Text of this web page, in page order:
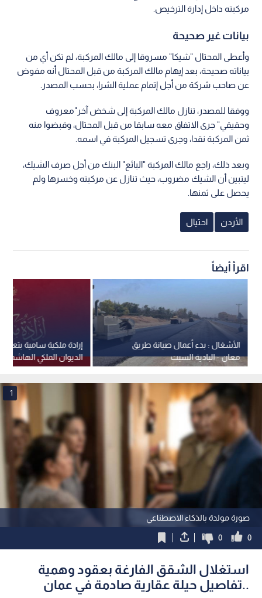
مركبته داخل إدارة الترخيص.
بيانات غير صحيحة
وأعطى المحتال "شيكا" مسروقا إلى مالك المركبة، لم تكن أي من
بياناته صحيحة، بعد إيهام مالك المركبة من قبل المحتال أنه مفوض
عن صاحب شركة من أجل إتمام عملية الشرا، بحسب المصدر.
ووفقا للمصدر، تنازل مالك المركبة إلى شخض آخر"معروف
وحقيقي" جرى الاتفاق معه سابقا من قبل المحتال، وقبضوا منه
ثمن المركبة نقدا، وجرى تسجيل المركبة في اسمه.
وبعد ذلك، راجع مالك المركبة "البائع" البنك من أجل صرف الشيك،
ليتبين أن الشيك مضروب، حيث تنازل عن مركبته وخسرها ولم
يحصل على ثمنها.
الأردن احتيال
اقرأ أيضاً
إرادة ملكية سامية
الديوان الملكي
جلالة الملك عضوين
القومي
الأشغال : بدء أعمال صيانة طريق
معان - البادية السبت
صورة مولدة بالذكاء الاصطناعي
1
0
0
استغلال الشقق الفارغة بعقود وهمية
..تفاصيل حيلة عقارية صادمة في عمان